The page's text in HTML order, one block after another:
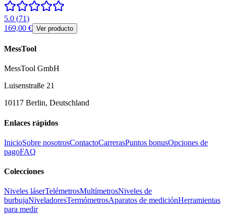
5.0 (71)
169,00 € Ver producto
MessTool
MessTool GmbH
Luisenstraße 21
10117 Berlin, Deutschland
Enlaces rápidos
InicioSobre nosotrosContactoCarrerasPuntos bonusOpciones de
pagoFAQ
Colecciones
Niveles láserTelémetrosMultímetrosNiveles de
burbujaNiveladoresTermómetrosAparatos de mediciónHerramientas
para medir